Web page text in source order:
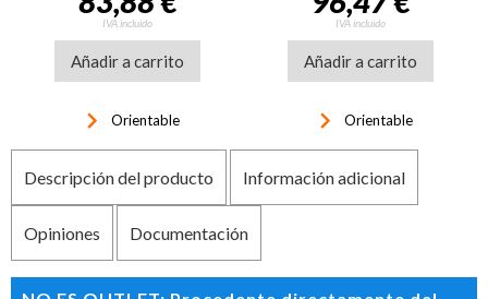
IVA incluido
Añadir a carrito
keyboard_arrow_right Orientable
IVA incluido
Añadir a carrito
keyboard_arrow_right Orientable
Descripción del producto Información adicional
Opiniones Documentación